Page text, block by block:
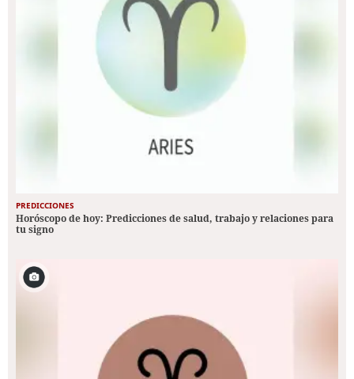
PREDICCIONES
Horóscopo de hoy: Predicciones de salud, trabajo y relaciones para
tu signo